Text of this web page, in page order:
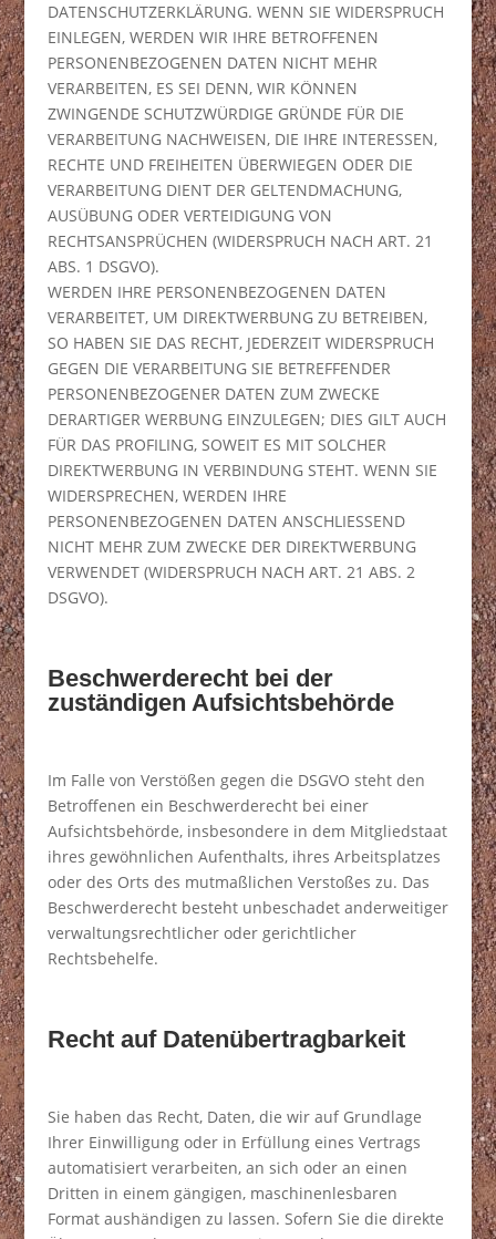
DATENSCHUTZERKLÄRUNG. WENN SIE WIDERSPRUCH
EINLEGEN, WERDEN WIR IHRE BETROFFENEN
PERSONENBEZOGENEN DATEN NICHT MEHR
VERARBEITEN, ES SEI DENN, WIR KÖNNEN
ZWINGENDE SCHUTZWÜRDIGE GRÜNDE FÜR DIE
VERARBEITUNG NACHWEISEN, DIE IHRE INTERESSEN,
RECHTE UND FREIHEITEN ÜBERWIEGEN ODER DIE
VERARBEITUNG DIENT DER GELTENDMACHUNG,
AUSÜBUNG ODER VERTEIDIGUNG VON
RECHTSANSPRÜCHEN (WIDERSPRUCH NACH ART. 21
ABS. 1 DSGVO).
WERDEN IHRE PERSONENBEZOGENEN DATEN
VERARBEITET, UM DIREKTWERBUNG ZU BETREIBEN,
SO HABEN SIE DAS RECHT, JEDERZEIT WIDERSPRUCH
GEGEN DIE VERARBEITUNG SIE BETREFFENDER
PERSONENBEZOGENER DATEN ZUM ZWECKE
DERARTIGER WERBUNG EINZULEGEN; DIES GILT AUCH
FÜR DAS PROFILING, SOWEIT ES MIT SOLCHER
DIREKTWERBUNG IN VERBINDUNG STEHT. WENN SIE
WIDERSPRECHEN, WERDEN IHRE
PERSONENBEZOGENEN DATEN ANSCHLIESSEND
NICHT MEHR ZUM ZWECKE DER DIREKTWERBUNG
VERWENDET (WIDERSPRUCH NACH ART. 21 ABS. 2
DSGVO).
Beschwerderecht bei der
zuständigen Aufsichtsbehörde
Im Falle von Verstößen gegen die DSGVO steht den
Betroffenen ein Beschwerderecht bei einer
Aufsichtsbehörde, insbesondere in dem Mitgliedstaat
ihres gewöhnlichen Aufenthalts, ihres Arbeitsplatzes
oder des Orts des mutmaßlichen Verstoßes zu. Das
Beschwerderecht besteht unbeschadet anderweitiger
verwaltungsrechtlicher oder gerichtlicher
Rechtsbehelfe.
Recht auf Datenübertragbarkeit
Sie haben das Recht, Daten, die wir auf Grundlage
Ihrer Einwilligung oder in Erfüllung eines Vertrags
automatisiert verarbeiten, an sich oder an einen
Dritten in einem gängigen, maschinenlesbaren
Format aushändigen zu lassen. Sofern Sie die direkte